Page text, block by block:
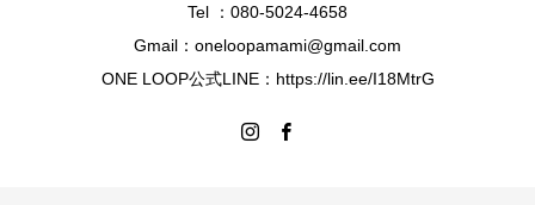
Tel ：080-5024-4658
Gmail：oneloopamami@gmail.com
ONE LOOP公式LINE：https://lin.ee/I18MtrG